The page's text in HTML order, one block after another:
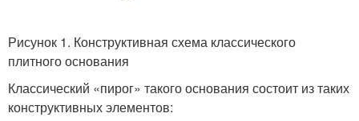
Рисунок 1. Конструктивная схема классического
плитного основания
Классический «пирог» такого основания состоит из таких
конструктивных элементов: